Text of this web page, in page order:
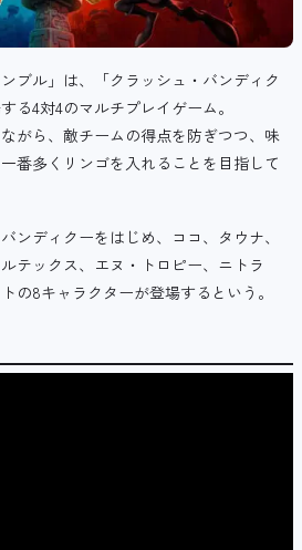
ブル」は、「クラッシュ・バンディク
る4対4のマルチプレイゲーム。
がら、敵チームの得点を防ぎつつ、味
番多くリンゴを入れることを目指して
ンディクーをはじめ、ココ、タウナ、
テックス、エヌ・トロピー、ニトラ
の8キャラクターが登場するという。